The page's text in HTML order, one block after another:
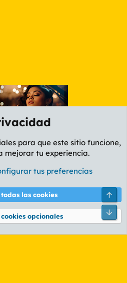
AMARILLO
Política de privacidad Ayuda
© 2010-2026 XenForo Ltd.
para que este sitio funcione,
mejorar tu experiencia.
tus preferencias
las cookies
opcionales
Pie